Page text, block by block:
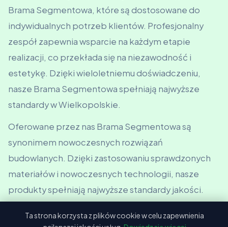
Brama Segmentowa, które są dostosowane do
indywidualnych potrzeb klientów. Profesjonalny
zespół zapewnia wsparcie na każdym etapie
realizacji, co przekłada się na niezawodność i
estetykę. Dzięki wieloletniemu doświadczeniu,
nasze Brama Segmentowa spełniają najwyższe
standardy w Wielkopolskie.
Oferowane przez nas Brama Segmentowa są
synonimem nowoczesnych rozwiązań
budowlanych. Dzięki zastosowaniu sprawdzonych
materiałów i nowoczesnych technologii, nasze
produkty spełniają najwyższe standardy jakości.
zaangażowaniem, co sprawia, że nasze konstrukcje
Ta strona korzysta z plików cookie w celu zapewnienia